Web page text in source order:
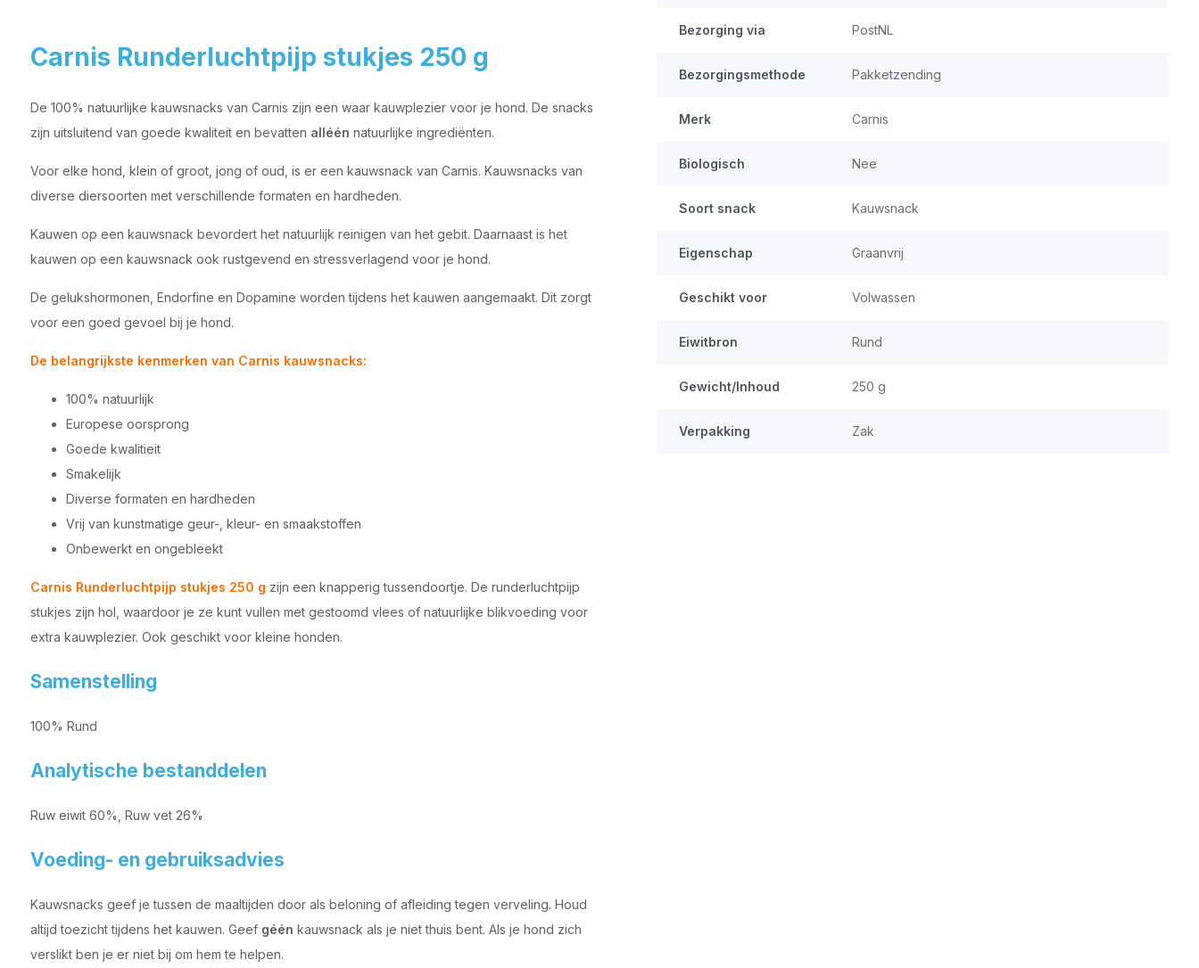
Carnis Runderluchtpijp stukjes 250 g
De 100% natuurlijke kauwsnacks van Carnis zijn een waar kauwplezier voor je hond. De snacks
zijn uitsluitend van goede kwaliteit en bevatten alléén natuurlijke ingrediënten.
Voor elke hond, klein of groot, jong of oud, is er een kauwsnack van Carnis. Kauwsnacks van
diverse diersoorten met verschillende formaten en hardheden.
Kauwen op een kauwsnack bevordert het natuurlijk reinigen van het gebit. Daarnaast is het
kauwen op een kauwsnack ook rustgevend en stressverlagend voor je hond.
De gelukshormonen, Endorfine en Dopamine worden tijdens het kauwen aangemaakt. Dit zorgt
voor een goed gevoel bij je hond.
De belangrijkste kenmerken van Carnis kauwsnacks:
100% natuurlijk
Europese oorsprong
Goede kwalitieit
Smakelijk
Diverse formaten en hardheden
Vrij van kunstmatige geur-, kleur- en smaakstoffen
Onbewerkt en ongebleekt
Carnis Runderluchtpijp stukjes 250 g zijn een knapperig tussendoortje. De runderluchtpijp
stukjes zijn hol, waardoor je ze kunt vullen met gestoomd vlees of natuurlijke blikvoeding voor
extra kauwplezier. Ook geschikt voor kleine honden.
Samenstelling
100% Rund
Analytische bestanddelen
Ruw eiwit 60%, Ruw vet 26%
Voeding- en gebruiksadvies
Kauwsnacks geef je tussen de maaltijden door als beloning of afleiding tegen verveling. Houd
altijd toezicht tijdens het kauwen. Geef géén kauwsnack als je niet thuis bent. Als je hond zich
verslikt ben je er niet bij om hem te helpen.
Bezorging via PostNL
Bezorgingsmethode Pakketzending
Merk Carnis
Biologisch Nee
Soort snack Kauwsnack
Eigenschap Graanvrij
Geschikt voor Volwassen
Eiwitbron Rund
Gewicht/Inhoud 250 g
Verpakking Zak